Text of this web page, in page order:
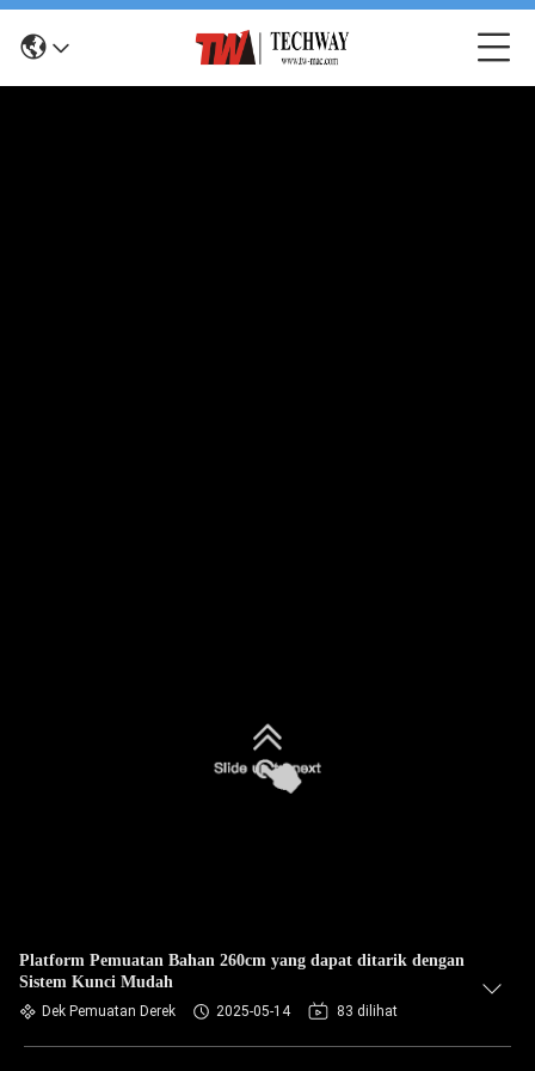
Platform Pemuatan Bahan 260cm yang dapat ditarik dengan
Sistem Kunci Mudah
Dek Pemuatan Derek 2025-05-14 83 dilihat